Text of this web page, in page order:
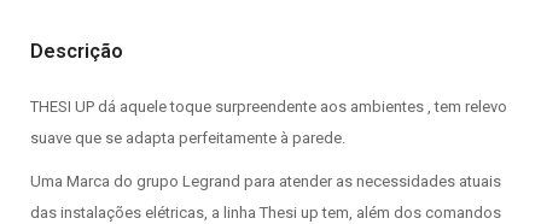
Descrição
THESI UP dá aquele toque surpreendente aos ambientes , tem relevo
suave que se adapta perfeitamente à parede.
Uma Marca do grupo Legrand para atender as necessidades atuais
das instalações elétricas, a linha Thesi up tem, além dos comandos